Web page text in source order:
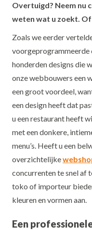
Overtuigd? Neem nu
weten wat u zoekt.
Zoals we eerder
honderden designs die
onze webbouwers een
een groot voordeel,
een design heeft dat
u een restaurant heeft
met een donkere,
menu’s. Heeft u een
overzichtelijke
concurrenten te snel af
toko of importeur
kleuren en vormen aan.
Een